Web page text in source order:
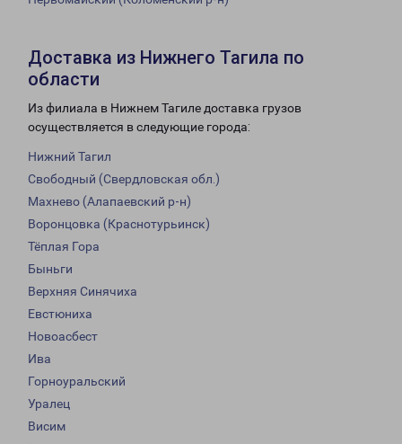
Доставка из Нижнего Тагила по
области
Из филиала в Нижнем Тагиле доставка грузов
осуществляется в следующие города:
Нижний Тагил
Свободный (Свердловская обл.)
Махнево (Алапаевский р-н)
Воронцовка (Краснотурьинск)
Тёплая Гора
Быньги
Верхняя Синячиха
Евстюниха
Новоасбест
Ива
Горноуральский
Уралец
Висим